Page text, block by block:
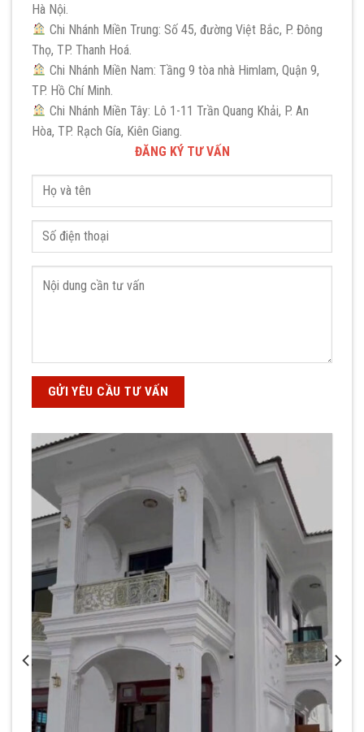
Hà Nội.
Chi Nhánh Miền Trung: Số 45, đường Việt Bắc, P. Đông
Thọ, TP. Thanh Hoá.
Chi Nhánh Miền Nam: Tầng 9 tòa nhà Himlam, Quận 9,
TP. Hồ Chí Minh.
Chi Nhánh Miền Tây: Lô 1-11 Trần Quang Khải, P. An
Hòa, TP. Rạch Gía, Kiên Giang.
ĐĂNG KÝ TƯ VẤN